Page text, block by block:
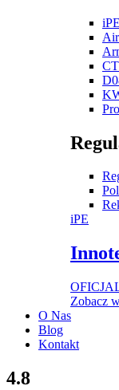
iPE
iPE
Zobacz
O Nas
Blog
Kontakt
4.8